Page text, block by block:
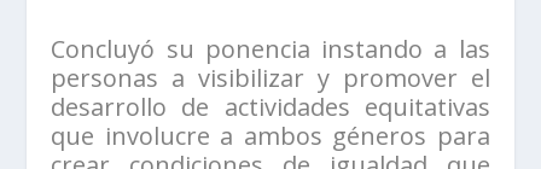
Concluyó su ponencia instando a las
personas a visibilizar y promover el
desarrollo de actividades equitativas
que involucre a ambos géneros para